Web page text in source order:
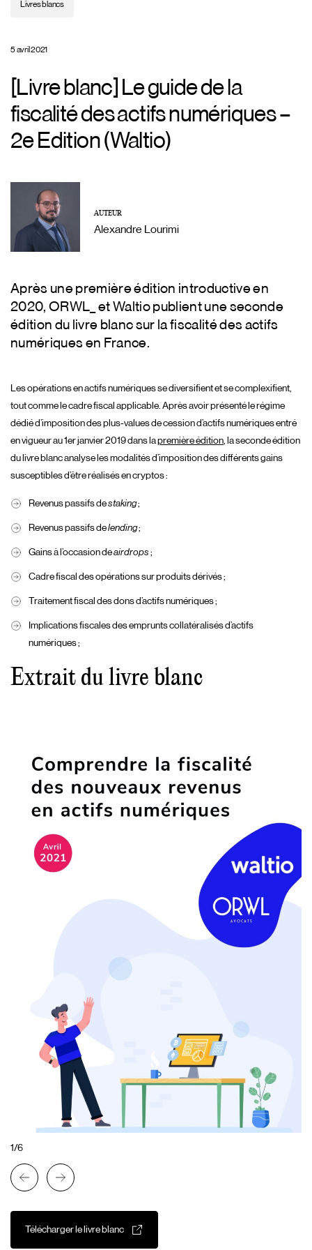
Livres blancs
5 avril 2021
[Livre blanc] Le guide de la
fiscalité des actifs numériques –
2e Edition (Waltio)
AUTEUR
Alexandre Lourimi
Après une première édition introductive en
2020, ORWL_ et Waltio publient une seconde
édition du livre blanc sur la fiscalité des actifs
numériques en France.
Les opérations en actifs numériques se diversifient et se complexifient,
tout comme le cadre fiscal applicable. Après avoir présenté le régime
dédié d’imposition des plus-values de cession d’actifs numériques entré
en vigueur au 1er janvier 2019 dans lapremière édition, la seconde édition
du livre blanc analyse les modalités d’imposition des différents gains
susceptibles d’être réalisés en cryptos :
Revenus passifs destaking;
Revenus passifs delending;
Gains à l’occasion deairdrops ;
Cadre fiscal des opérations sur produits dérivés ;
Traitement fiscal des dons d’actifs numériques ;
Implications fiscales des emprunts collatéralisés d’actifs
numériques ;
Extrait du livre blanc
1/6
Télécharger le livre blanc